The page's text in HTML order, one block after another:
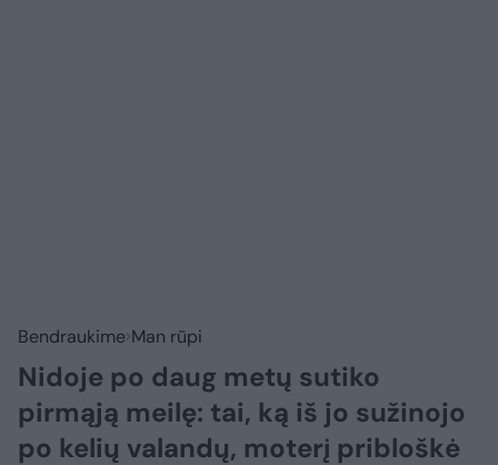
Bendraukime Man rūpi
Nidoje po daug metų sutiko
pirmąją meilę: tai, ką iš jo sužinojo
po kelių valandų, moterį pribloškė